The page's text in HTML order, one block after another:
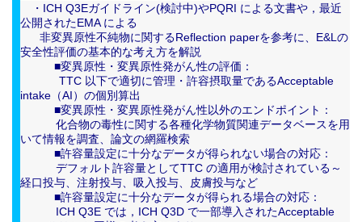
・ICH Q3Eガイドライン(検討中)やPQRI による文書や，最近
公開されたEMA による
非変異原性不純物に関するReflection paperを参考に、E&Lの
安全性評価の基本的な考え方を解説
■変異原性・変異原性発がん性の評価：
TTC 以下で適切に管理・許容摂取量であるAcceptable
intake（AI）の個別算出
■変異原性・変異原性発がん性以外のエンドポイント：
化合物の毒性に関する各種化学物質関連データベースを用
いて情報を調査、論文の網羅検索
■許容量設定に十分なデータが得られない場合の対応：
デフォルト許容量としてTTC の適用が検討されている～
経口投与、注射投与、吸入投与、皮膚投与など
■許容量設定に十分なデータが得られる場合の対応：
ICH Q3E では，ICH Q3D で一部導入されたAcceptable